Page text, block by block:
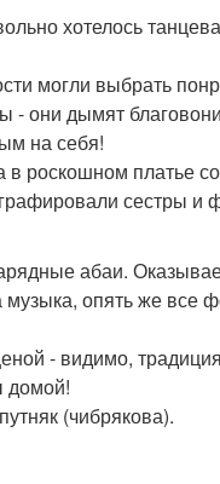
хотелось
могли выбрать
они дымят
на себя!
роскошном платье
сестры и
абаи.
опять же все
- видимо,
домой!
(чибрякова).